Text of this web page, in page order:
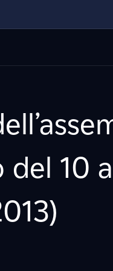
del 10